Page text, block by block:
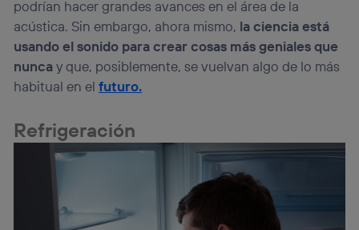
podrían hacer grandes avances en el área de la
acústica. Sin embargo, ahora mismo, la ciencia está
usando el sonido para crear cosas más geniales que
nuncay que, posiblemente, se vuelvan algo de lo más
habitual en elfuturo.
Refrigeración
personalizado, ya que se basará únicamente en la
navegación del usuario del móvil.
Puedes gestionar los consentimientos Utiq seleccionando
“Administrar Utiq” en la parte inferior de esta página web o
visitando el portal de privacidad de Utiq
(“consenthub”). Para más información, consulta